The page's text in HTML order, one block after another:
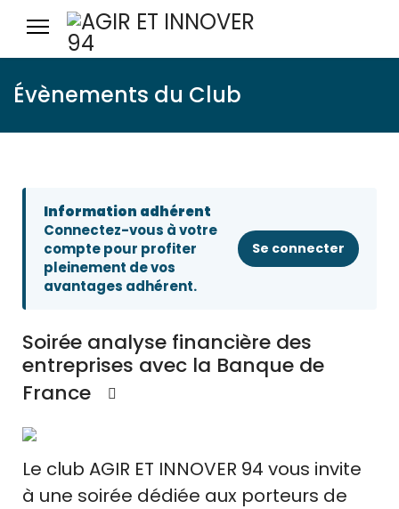
Évènements du Club
Information adhérent
Connectez-vous à votre
compte pour profiter
pleinement de vos
avantages adhérent.
Se connecter
Soirée analyse financière des
entreprises avec la Banque de
France
Le club AGIR ET INNOVER 94 vous invite
à une soirée dédiée aux porteurs de